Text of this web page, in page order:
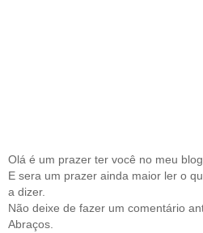
Olá é um prazer ter você no meu blog
E sera um prazer ainda maior ler o
a dizer.
Não deixe de fazer um comentário
Abraços.